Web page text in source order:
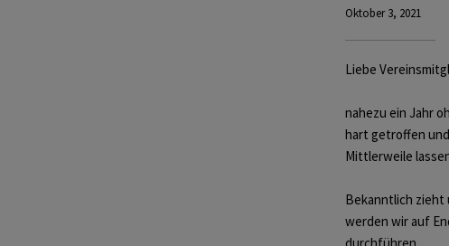
Oktober 3, 2021
Liebe
nahezu ein Jahr
hart getroffen
Mittlerweile
Bekanntlich zieht
werden wir auf
durchführen.